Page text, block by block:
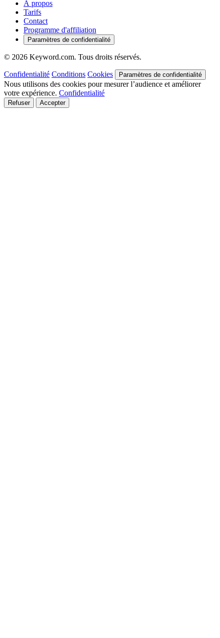
À propos
Tarifs
Contact
Programme d'affiliation
Paramètres de confidentialité
© 2026 Keyword.com. Tous droits réservés.
Confidentialité Conditions Cookies Paramètres de confidentialité
Nous utilisons des cookies pour mesurer l’audience et améliorer
votre expérience. Confidentialité
Refuser Accepter